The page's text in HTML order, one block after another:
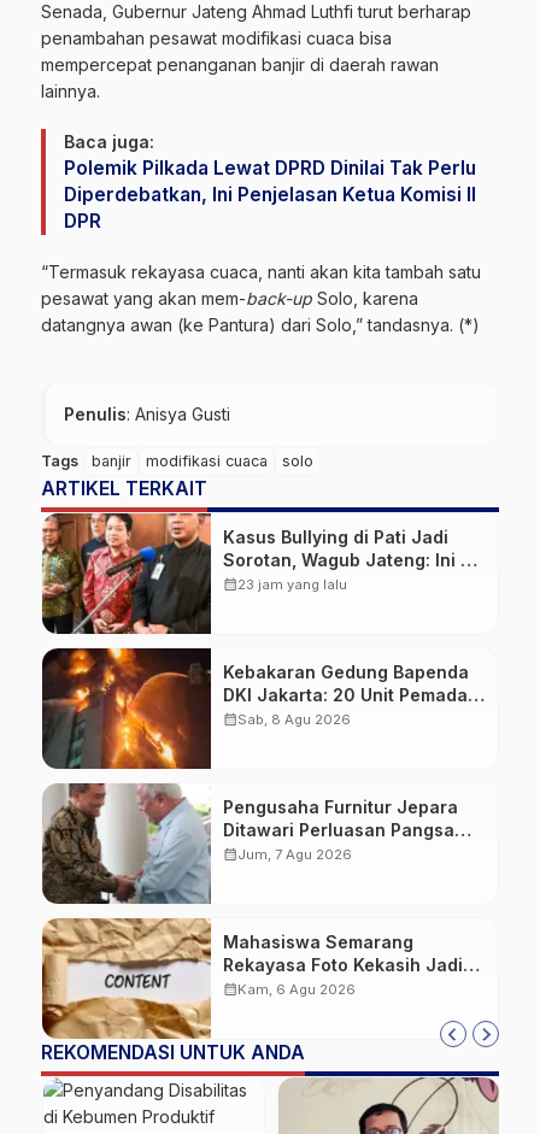
Senada, Gubernur Jateng Ahmad Luthfi turut berharap
penambahan pesawat modifikasi cuaca bisa
mempercepat penanganan banjir di daerah rawan
lainnya.
Baca juga:
Polemik Pilkada Lewat DPRD Dinilai Tak Perlu
Diperdebatkan, Ini Penjelasan Ketua Komisi II
DPR
“Termasuk rekayasa cuaca, nanti akan kita tambah satu
pesawat yang akan mem-back-up Solo, karena
datangnya awan (ke Pantura) dari Solo,” tandasnya. (*)
Penulis: Anisya Gusti
Tags banjir modifikasi cuaca solo
ARTIKEL TERKAIT
Kasus Bullying di Pati Jadi
Sorotan, Wagub Jateng: Ini PR
Bersama
calendar_month23 jam yang lalu
Kebakaran Gedung Bapenda
DKI Jakarta: 20 Unit Pemadam
dan 3 Bronto Skylift
calendar_monthSab, 8 Agu 2026
Pengusaha Furnitur Jepara
Ditawari Perluasan Pangsa
Pasar Hingga ke IKN
calendar_monthJum, 7 Agu 2026
Mahasiswa Semarang
Rekayasa Foto Kekasih Jadi
Konten Cabul karena Sakit
calendar_monthKam, 6 Agu 2026
REKOMENDASI UNTUK ANDA